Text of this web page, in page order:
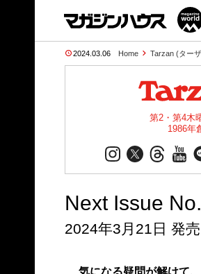
2024.03.06 Home Tarzan (ター
第2・第4木
1986年
Next Issue
2024年3月21日 発売
気になる疑問が解けて